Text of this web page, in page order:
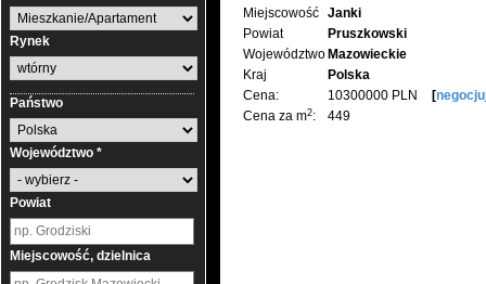
Rynek
Państwo
Województwo *
Powiat
Miejscowość, dzielnica
Miejscowość Janki
Powiat
Pruszkowski
Województwo Mazowieckie
Kraj
Polska
Cena:
10300000 PLN [
Cena za m2: 449